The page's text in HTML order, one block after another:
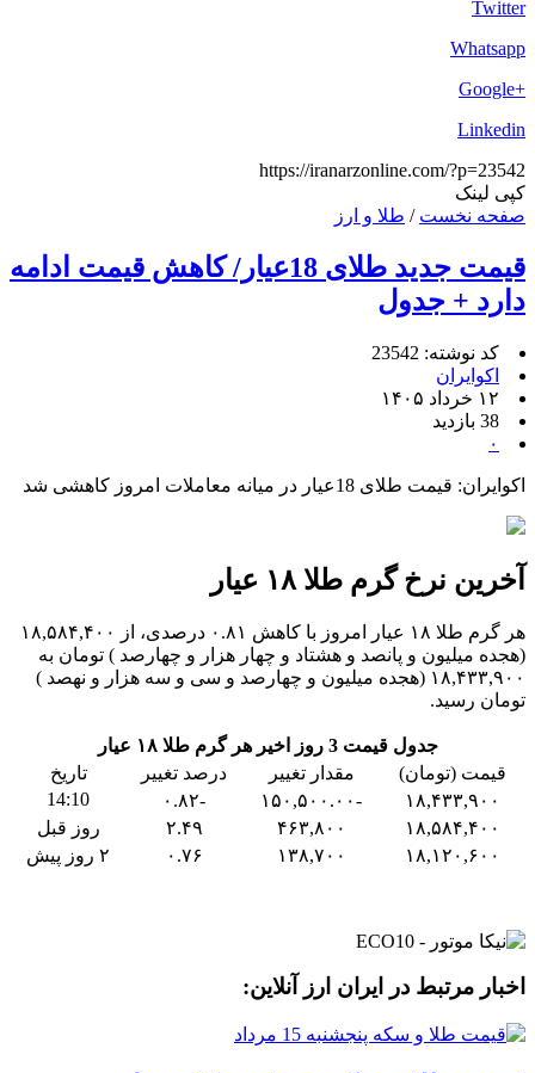
Twitter
Whatsapp
+Google
Linkedin
https://iranarzonline.com/?p=23542
کپی لینک
صفحه نخست / طلا و ارز
قیمت جدید طلای 18عیار/ کاهش قیمت ادامه
دارد + جدول
کد نوشته: 23542
اکوایران
۱۲ خرداد ۱۴۰۵
38 بازدید
۰
اکوایران: قیمت طلای 18عیار در میانه معاملات امروز کاهشی شد
آخرین نرخ گرم طلا ۱۸ عیار
هر گرم طلا ۱۸ عیار امروز با کاهش ۰.۸۱ درصدی، از ۱۸,۵۸۴,۴۰۰
(هجده میلیون و پانصد و هشتاد و چهار هزار و چهارصد ) تومان به
۱۸,۴۳۳,۹۰۰ (هجده میلیون و چهارصد و سی و سه هزار و نهصد )
تومان رسید.
جدول قیمت 3 روز اخیر هر گرم طلا ۱۸ عیار
قیمت (تومان)
مقدار تغییر درصد تغییر
تاریخ
۱۸,۴۳۳,۹۰۰
-۱۵۰,۵۰۰.۰۰ -۰.۸۲
14:10
۱۸,۵۸۴,۴۰۰
۴۶۳,۸۰۰ ۲.۴۹
روز قبل
۱۸,۱۲۰,۶۰۰
۱۳۸,۷۰۰ ۰.۷۶ ۲ روز پیش
اخبار مرتبط در ایران ارز آنلاین: